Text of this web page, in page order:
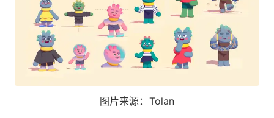
图片来源：Tolan